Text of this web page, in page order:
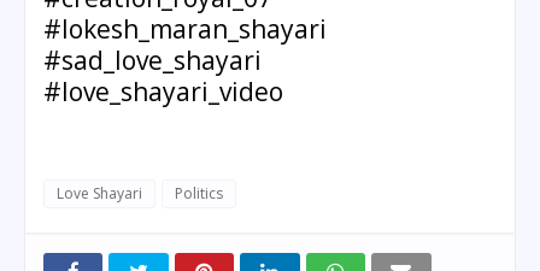
#lokesh_maran_shayari
#sad_love_shayari
#love_shayari_video
Love Shayari Politics